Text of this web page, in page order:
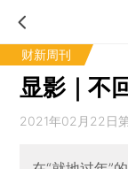
财新周刊
显影｜不
2021年02月22日